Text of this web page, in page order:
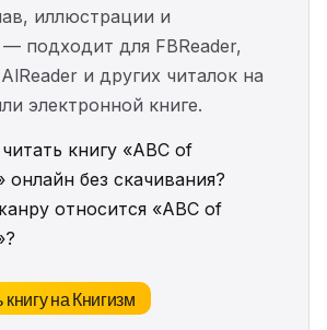
иллюстрации и
подходит для FBReader,
и других читалок на
электронной книге.
книгу «ABC of
онлайн без скачивания?
относится «ABC of
книгу на Книгизм